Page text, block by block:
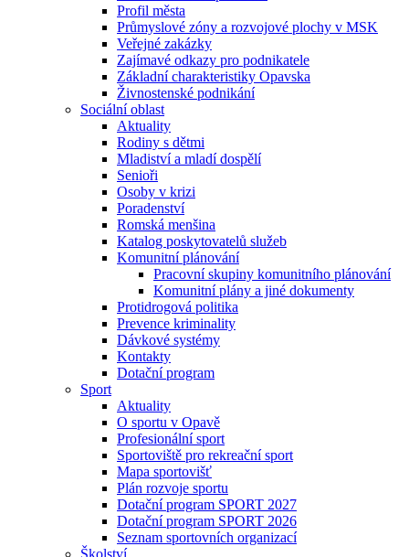
Profil města
Průmyslové zóny a rozvojové plochy v MSK
Veřejné zakázky
Zajímavé odkazy pro podnikatele
Základní charakteristiky Opavska
Živnostenské podnikání
Sociální oblast
Aktuality
Rodiny s dětmi
Mladiství a mladí dospělí
Senioři
Osoby v krizi
Poradenství
Romská menšina
Katalog poskytovatelů služeb
Komunitní plánování
Pracovní skupiny komunitního plánování
Komunitní plány a jiné dokumenty
Protidrogová politika
Prevence kriminality
Dávkové systémy
Kontakty
Dotační program
Sport
Aktuality
O sportu v Opavě
Profesionální sport
Sportoviště pro rekreační sport
Mapa sportovišť
Plán rozvoje sportu
Dotační program SPORT 2027
Dotační program SPORT 2026
Seznam sportovních organizací